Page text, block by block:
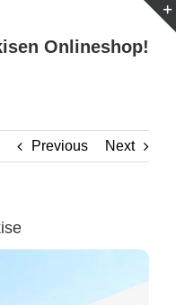
Onlineshop!
Previous Next